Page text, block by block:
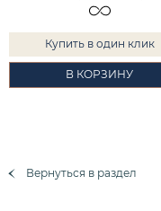
Купить в один клик
В КОРЗИНУ
Вернуться в раздел